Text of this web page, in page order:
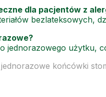
dla pacjentów z
bezlateksowych,
jednorazowego użytku,
końcówki